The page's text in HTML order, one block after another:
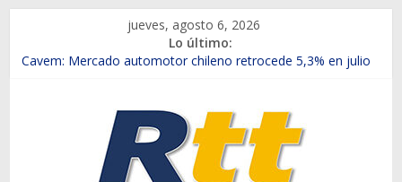
contenido
jueves, agosto 6, 2026
Lo último:
Chile es el primer mercado internacional en lanzar la nueva
Maxus T70
Samex amplía su red con nuevas sucursales en Rancagua y
SINOTRUK Pick-ups presentó la recién estrenada Bolden en
la Expo Compras Públicas 2026